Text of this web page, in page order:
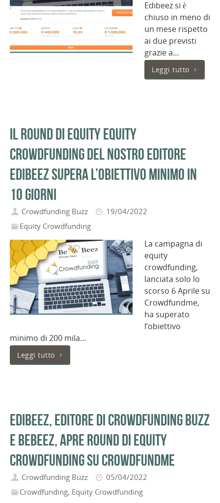
Edibeez si è
chiuso in meno di
un mese rispetto
ai due previsti
grazie a…
Leggi tutto
Il round di equity equity
crowdfunding del nostro editore
Edibeez supera l’obiettivo minimo in
10 giorni
Crowdfunding Buzz
19/04/2022
Equity Crowdfunding
La campagna di
equity
crowdfunding,
lanciata solo lo
scorso 6 Aprile su
Crowdfundme,
ha superato
l’obiettivo
minimo di 200 mila…
Leggi tutto
EdiBeez, editore di Crowdfunding Buzz
e BeBeez, apre round di equity
crowdfunding su CrowdFundMe
Crowdfunding Buzz
05/04/2022
Crowdfunding, Equity Crowdfunding